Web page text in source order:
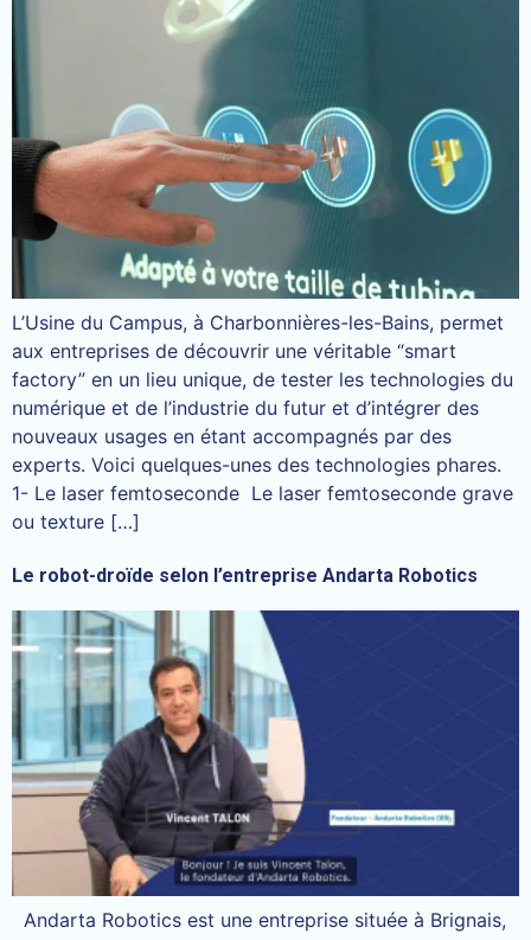
L’Usine du Campus, à Charbonnières-les-Bains, permet
aux entreprises de découvrir une véritable “smart
factory” en un lieu unique, de tester les technologies du
numérique et de l’industrie du futur et d’intégrer des
nouveaux usages en étant accompagnés par des
experts. Voici quelques-unes des technologies phares.
1- Le laser femtoseconde Le laser femtoseconde grave
ou texture […]
Le robot-droïde selon l’entreprise Andarta Robotics
Andarta Robotics est une entreprise située à Brignais,